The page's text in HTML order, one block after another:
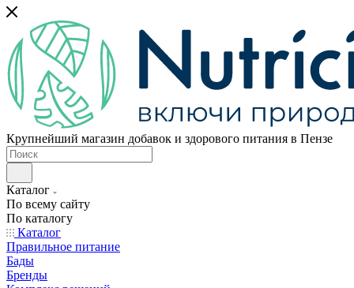
Крупнейший магазин добавок и здорового питания в Пензе
Каталог
По всему сайту
По каталогу
Каталог
Правильное питание
Бады
Бренды